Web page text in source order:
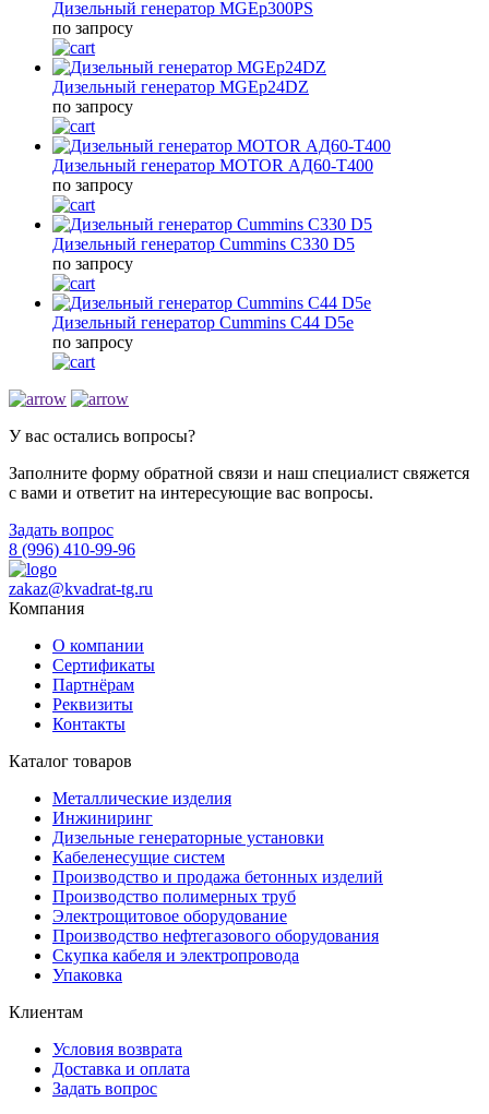
Дизельный генератор MGEp300PS
по запросу
Дизельный генератор MGEp24DZ
по запросу
Дизельный генератор MOTOR АД60-Т400
по запросу
Дизельный генератор Cummins C330 D5
по запросу
Дизельный генератор Cummins C44 D5e
по запросу
У вас остались вопросы?
Заполните форму обратной связи и наш специалист свяжется
с вами и ответит на интересующие вас вопросы.
Задать вопрос
8 (996) 410-99-96
zakaz@kvadrat-tg.ru
Компания
О компании
Сертификаты
Партнёрам
Реквизиты
Контакты
Каталог товаров
Металлические изделия
Инжиниринг
Дизельные генераторные установки
Кабеленесущие систем
Производство и продажа бетонных изделий
Производство полимерных труб
Электрощитовое оборудование
Производство нефтегазового оборудования
Скупка кабеля и электропровода
Упаковка
Клиентам
Условия возврата
Доставка и оплата
Задать вопрос